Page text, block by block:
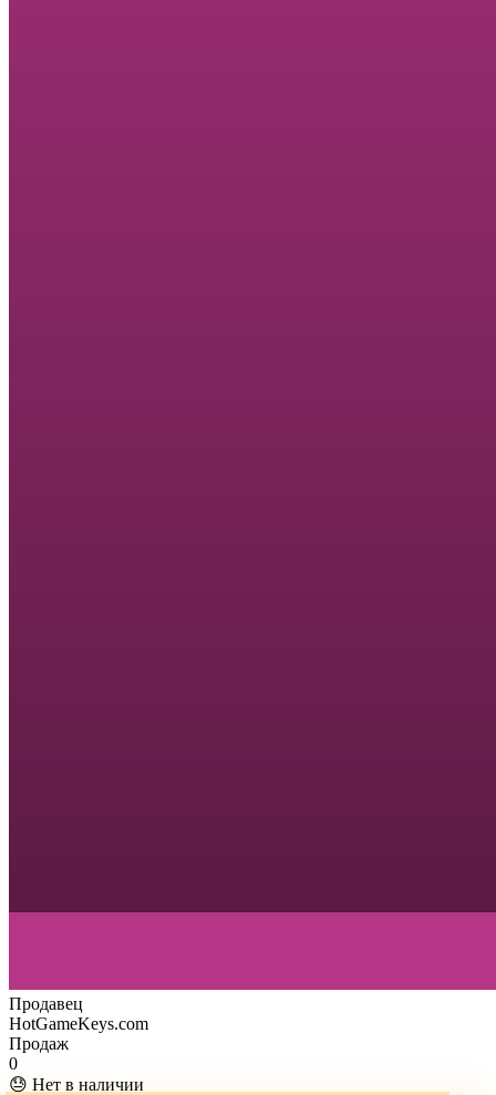
Продавец
HotGameKeys.com
Продаж
0
😓 Нет в наличии